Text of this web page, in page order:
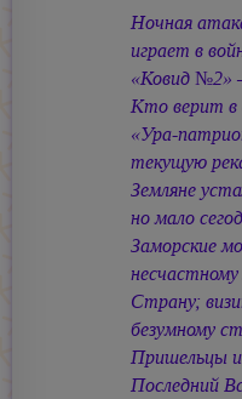
Ночная
играет в
«Ковид №2»
Кто верит в
«Ура-
текущую
Земляне
но мало
Заморские
несчастному
Страну;
безумному
Пришельцы
Последний